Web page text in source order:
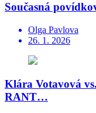
Současná
Olga Pavlova
26. 1. 2026
Klára Votavová
RANT…